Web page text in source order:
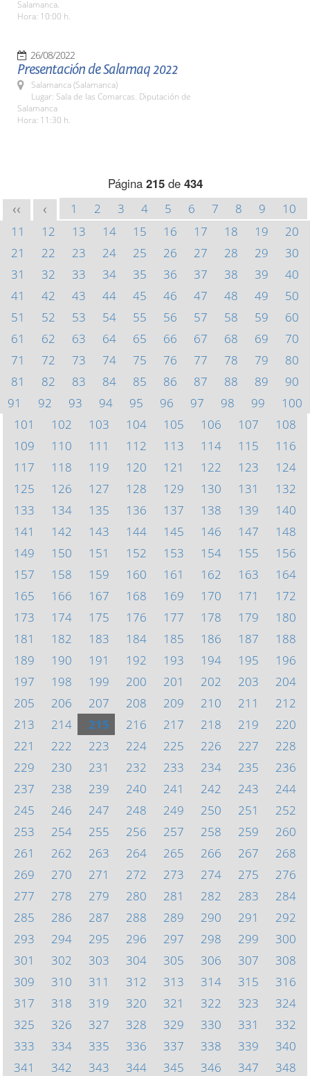
Salamanca.
Hora: 10:00 h.
26/08/2022
Presentación de Salamaq 2022
Salamanca (Salamanca)
Lugar: Sala de las Comarcas. Diputación de
Salamanca
Hora: 11:30 h.
Página 215de 434
<< < 1 2 3 4 5 6 7 8 9
10
11
12 13 14 15 16 17 18 19
20
21
22 23 24 25 26 27 28 29
30
31
32 33 34 35 36 37 38 39
40
41
42 43 44 45 46 47 48 49
50
51
52 53 54 55 56 57 58 59
60
61
62 63 64 65 66 67 68 69
70
71
72 73 74 75 76 77 78 79
80
81
82 83 84 85 86 87 88 89
90
91
92 93 94 95 96 97 98 99
100
101
102 103 104 105 106 107
108
109
110 111 112 113 114 115
116
117
118 119 120 121 122 123
124
125
126 127 128 129 130 131
132
133
134 135 136 137 138 139
140
141
142 143 144 145 146 147
148
149
150 151 152 153 154 155
156
157
158 159 160 161 162 163
164
165
166 167 168 169 170 171
172
173
174 175 176 177 178 179
180
181
182 183 184 185 186 187
188
189
190 191 192 193 194 195
196
197
198 199 200 201 202 203
204
205
206 207 208 209 210 211
212
213
214 215 216 217 218 219
220
221
222 223 224 225 226 227
228
229
230 231 232 233 234 235
236
237
238 239 240 241 242 243
244
245
246 247 248 249 250 251
252
253
254 255 256 257 258 259
260
261
262 263 264 265 266 267
268
269
270 271 272 273 274 275
276
277
278 279 280 281 282 283
284
285
286 287 288 289 290 291
292
293
294 295 296 297 298 299
300
301
302 303 304 305 306 307
308
309
310 311 312 313 314 315
316
317
318 319 320 321 322 323
324
325
326 327 328 329 330 331
332
333
334 335 336 337 338 339
340
341
342 343 344 345 346 347 348